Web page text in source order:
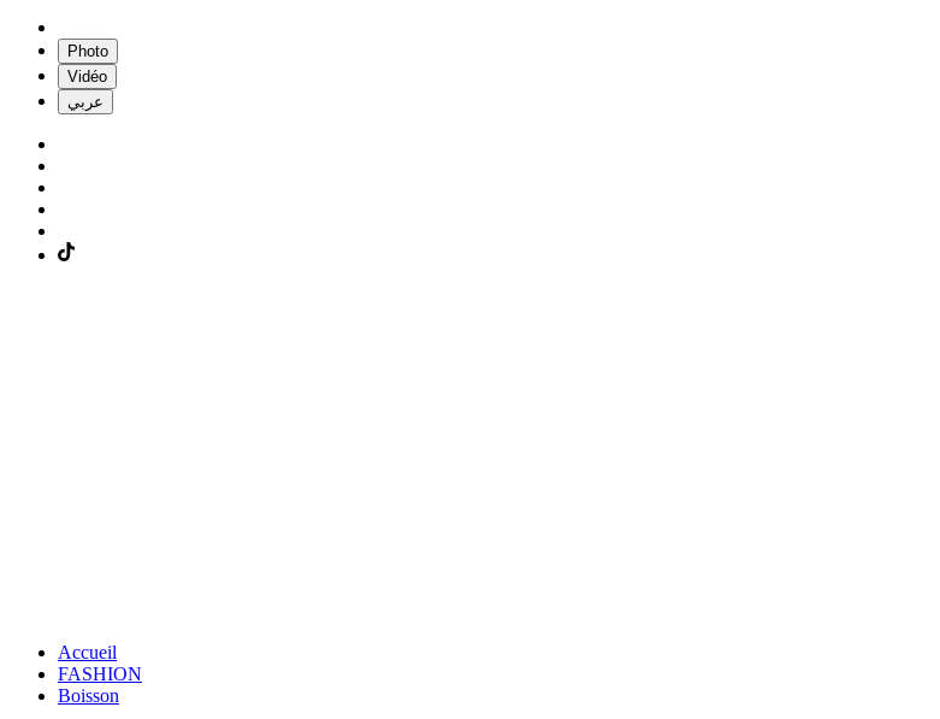
Photo
Vidéo
عربي
Accueil
FASHION
Boisson